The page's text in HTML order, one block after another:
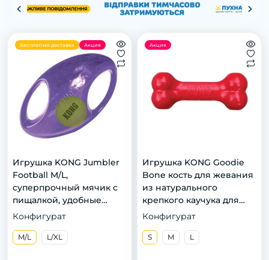
Бесплатная доставка Акция
Игрушка KONG Jumbler
Football M/L,
суперпрочный мячик с
пищалкой, удобные
ручки для захвата, для
Конфигурат
M/L L/XL
Акция
Игрушка KONG Goodie
Bone кость для жевания
из натурального
крепкого каучука для
собак, S
Конфигурат
S M L